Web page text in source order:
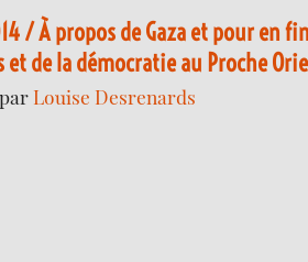
/ À propos de Gaza et pour en
de la démocratie au Proche
parLouise Desrenards